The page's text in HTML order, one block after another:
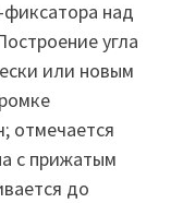
над
угла
или новым
отмечается
с прижатым
до